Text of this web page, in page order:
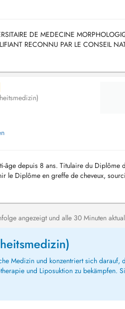
DE MEDECINE
RECONNU PAR LE CONSEIL
de Médecine Esthéti...
âge depuis 8 ans. Titulaire du
le Diplôme en greffe de cheveux,
É...
angezeigt und alle 30 Minuten
Medizin und konzentriert sich
und Liposuktion zu